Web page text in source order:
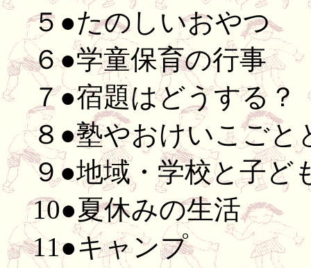
５●たのしいおやつ
６●学童保育の行事
７●宿題はどうする？
８●塾やおけいこごと
９●地域・学校と子ど
10●夏休みの生活
11●キャンプ